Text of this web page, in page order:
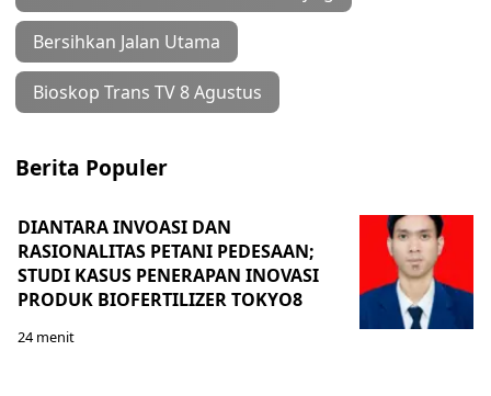
Bersihkan Jalan Utama
Bioskop Trans TV 8 Agustus
Berita Populer
DIANTARA INVOASI DAN
RASIONALITAS PETANI PEDESAAN;
STUDI KASUS PENERAPAN INOVASI
PRODUK BIOFERTILIZER TOKYO8
24 menit